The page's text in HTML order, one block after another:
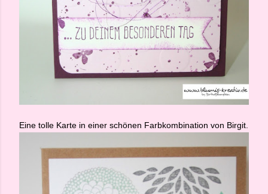
Eine tolle Karte in einer schönen Farbkombination von Birgit.